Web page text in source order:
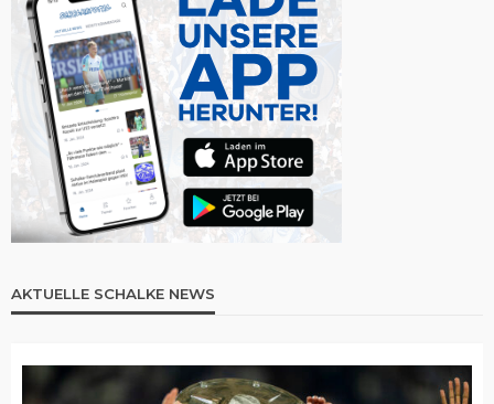
AKTUELLE SCHALKE NEWS